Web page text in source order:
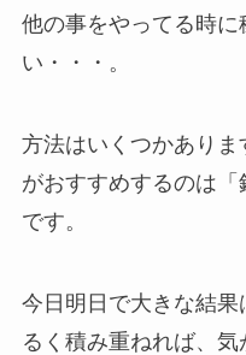
他の事をやってる時
い・・・ 。
方法はいくつかありま
がおすすめするのは「
です。
今日明日で大きな結果
るく積み重ねれば、